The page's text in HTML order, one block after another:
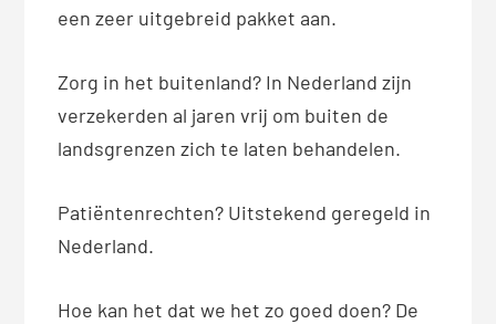
een zeer uitgebreid pakket aan.
Zorg in het buitenland? In Nederland zijn
verzekerden al jaren vrij om buiten de
landsgrenzen zich te laten behandelen.
Patiëntenrechten? Uitstekend geregeld in
Nederland.
Hoe kan het dat we het zo goed doen? De